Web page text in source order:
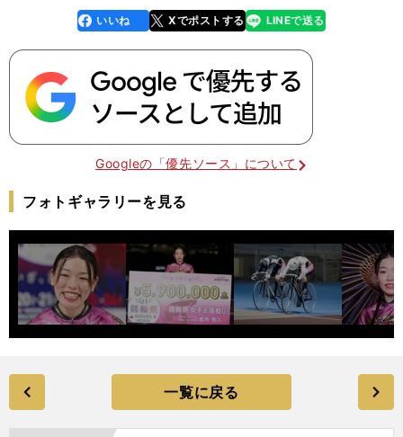
faceboo
k
いいね Xでポストする
line LINEで送る
Googleの「優先ソース」について
フォトギャラリーを見る
一覧に戻る